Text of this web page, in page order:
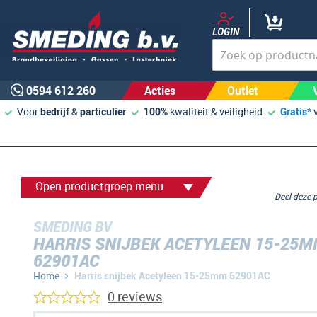
LOGIN
0594 612 260 Acties Outlet
Voorbedrijf&particulier 100% kwaliteit & veiligheid Gratis*
Open productgroep menu
SMEDING BV
HARRIS SNIJBEK ACETYLEEN 15-
62901AC
Home Harris snijbek Acetyleen 15-25mm 62901AC
Deel
0 reviews